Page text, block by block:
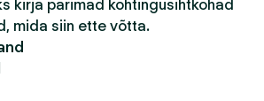
kirja parimad kohtingusihtkohad
mida siin ette võtta.